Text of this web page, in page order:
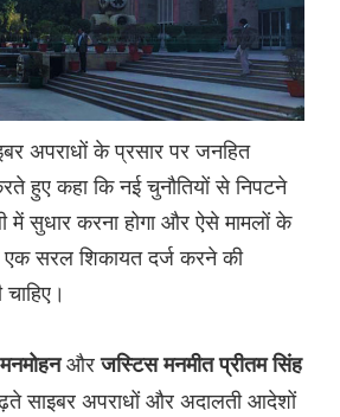
अपराधों के प्रसार पर जनहित
हुए कहा कि नई चुनौतियों से निपटने
में सुधार करना होगा और ऐसे मामलों के
एक सरल शिकायत दर्ज करने की
औरजस्टिस मनमीत प्रीतम सिंह
साइबर अपराधों और अदालती आदेशों